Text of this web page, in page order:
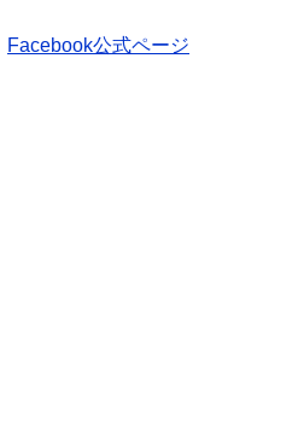
Facebook公式ページ